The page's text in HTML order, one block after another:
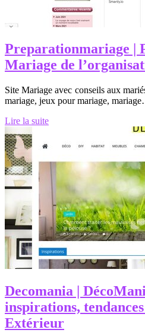
Preparation­maria­ge |
Mariage de
Site Mariage avec conseils aux
mariage, jeux pour mariage,
Lire la suite
Decomania |
inspira­tions,
Extérieur